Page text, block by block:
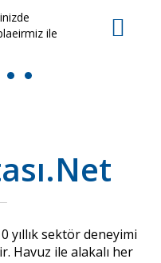
ile
5 6
yıllık sektör deneyimi
Havuz ile alakalı her